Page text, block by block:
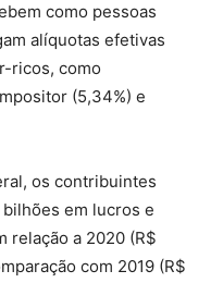
como pessoas
alíquotas efetivas
ricos, como
(5,34%) e
os contribuintes
em lucros e
relação a 2020 (R$
com 2019 (R$